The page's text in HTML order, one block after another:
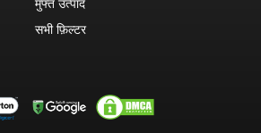
सभी फ़िल्टर